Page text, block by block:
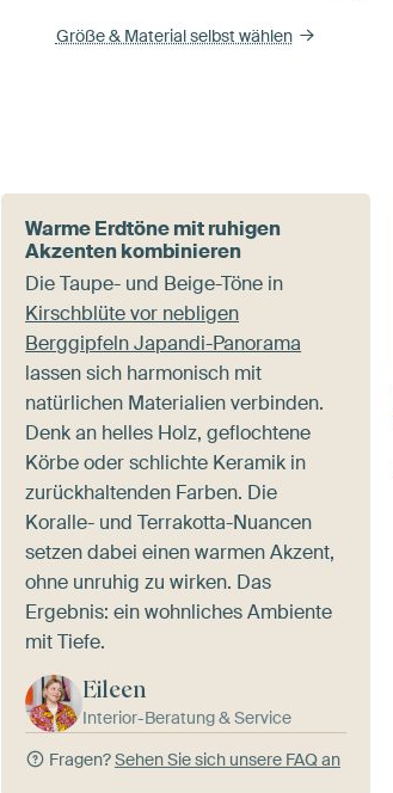
Größe & Material selbst wählen
Warme Erdtöne mit ruhigen
Akzenten kombinieren
Die Taupe- und Beige-Töne in
Kirschblüte vor nebligen
Berggipfeln Japandi-Panorama
lassen sich harmonisch mit
natürlichen Materialien verbinden.
Denk an helles Holz, geflochtene
Körbe oder schlichte Keramik in
zurückhaltenden Farben. Die
Koralle- und Terrakotta-Nuancen
setzen dabei einen warmen Akzent,
ohne unruhig zu wirken. Das
Ergebnis: ein wohnliches Ambiente
mit Tiefe.
Eileen
Interior-Beratung & Service
Fragen?Sehen Sie sich unsere FAQ an